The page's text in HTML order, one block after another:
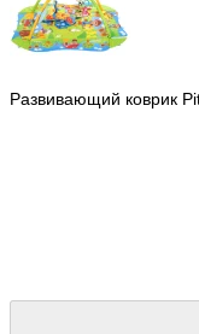
Развивающий коврик